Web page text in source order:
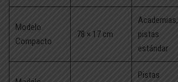
Modelo
Compacto
78 × 17 cm
Academias,
pistas
estándar
Pistas